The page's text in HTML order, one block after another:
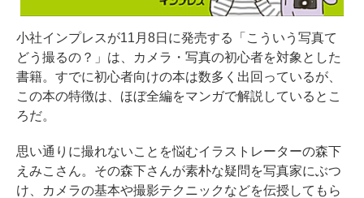
小社インプレスが11月8日に発売する「こういう写真て
どう撮るの？」は、カメラ・写真の初心者を対象とした
書籍。すでに初心者向けの本は数多く出回っているが、
この本の特徴は、ほぼ全編をマンガで解説しているとこ
ろだ。
思い通りに撮れないことを悩むイラストレーターの森下
えみこさん。その森下さんが素朴な疑問を写真家にぶつ
け、カメラの基本や撮影テクニックなどを伝授してもら